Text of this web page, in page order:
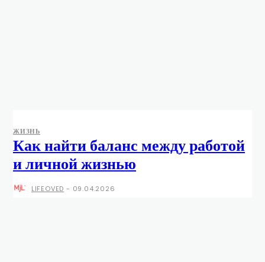
ЖИЗНЬ
Как найти баланс между работой
и личной жизнью
LIFEOVED - 09.04.2026